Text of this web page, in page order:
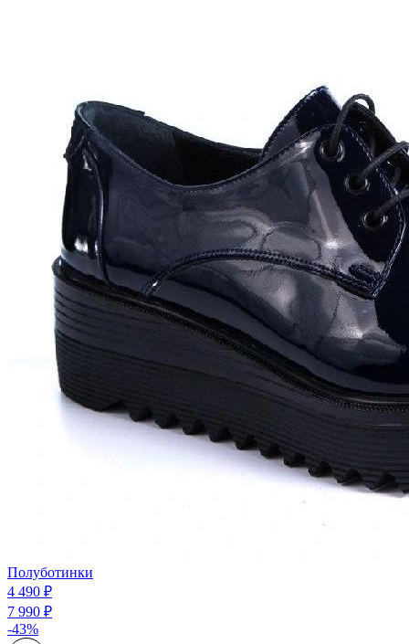
Полуботинки
4 490 ₽
7 990 ₽
-43%